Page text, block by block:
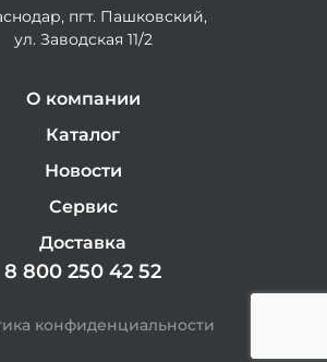
пгт. Пашковский,
ул. Заводская 11/2
О компании
Каталог
Новости
Сервис
Доставка
8 800 250 42 52
конфиденциальности